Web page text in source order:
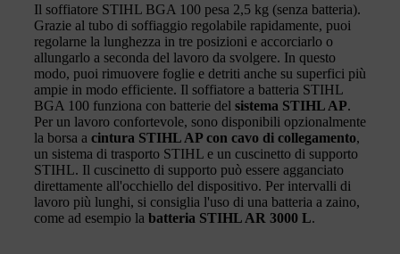
Il soffiatore STIHL BGA 100 pesa 2,5 kg (senza batteria).
Grazie al tubo di soffiaggio regolabile rapidamente, puoi
regolarne la lunghezza in tre posizioni e accorciarlo o
allungarlo a seconda del lavoro da svolgere. In questo
modo, puoi rimuovere foglie e detriti anche su superfici più
ampie in modo efficiente. Il soffiatore a batteria STIHL
BGA 100 funziona con batterie del sistema STIHL AP.
Per un lavoro confortevole, sono disponibili opzionalmente
la borsa a cintura STIHL AP con cavo di collegamento,
un sistema di trasporto STIHL e un cuscinetto di supporto
STIHL. Il cuscinetto di supporto può essere agganciato
direttamente all'occhiello del dispositivo. Per intervalli di
lavoro più lunghi, si consiglia l'uso di una batteria a zaino,
come ad esempio la batteria STIHL AR 3000 L.